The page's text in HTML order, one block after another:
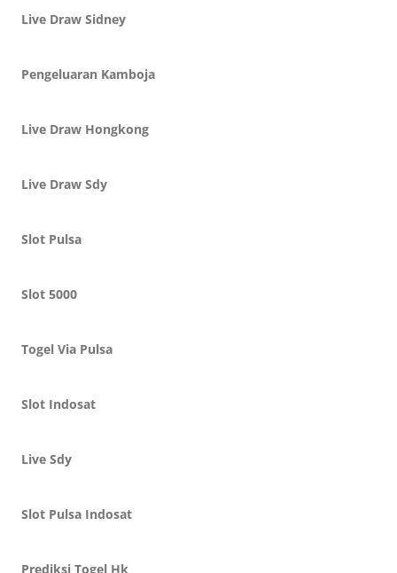
Live Draw Sidney
Pengeluaran Kamboja
Live Draw Hongkong
Live Draw Sdy
Slot Pulsa
Slot 5000
Togel Via Pulsa
Slot Indosat
Live Sdy
Slot Pulsa Indosat
Prediksi Togel Hk